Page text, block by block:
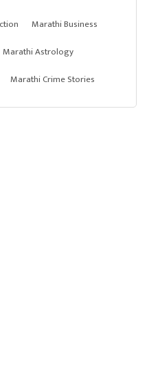
Marathi Business
Marathi Astrology
Marathi Crime Stories